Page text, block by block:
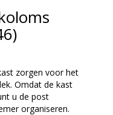
zorgen voor het
Omdat de kast
u de post
organiseren.